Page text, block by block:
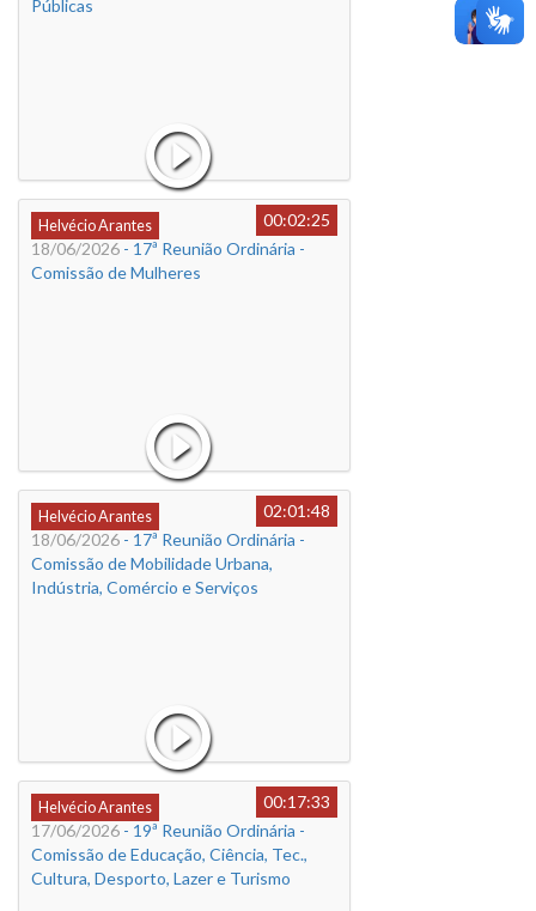
Públicas
Helvécio Arantes
00:02:25
18/06/2026 - 17ª Reunião Ordinária -
Comissão de Mulheres
Helvécio Arantes
02:01:48
18/06/2026 - 17ª Reunião Ordinária -
Comissão de Mobilidade Urbana,
Indústria, Comércio e Serviços
Helvécio Arantes
00:17:33
17/06/2026 - 19ª Reunião Ordinária -
Comissão de Educação, Ciência, Tec.,
Cultura, Desporto, Lazer e Turismo